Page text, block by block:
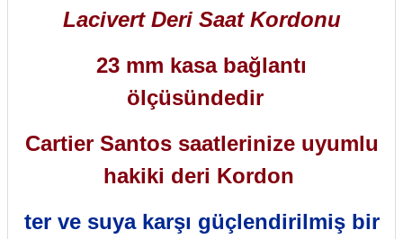
Lacivert Deri Saat Kordonu
23 mm kasa bağlantı
ölçüsündedir
Cartier Santos saatlerinize uyumlu
hakiki deri Kordon
ter ve suya karşı güçlendirilmiş bir